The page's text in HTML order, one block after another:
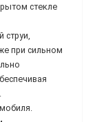
стекле
при сильном